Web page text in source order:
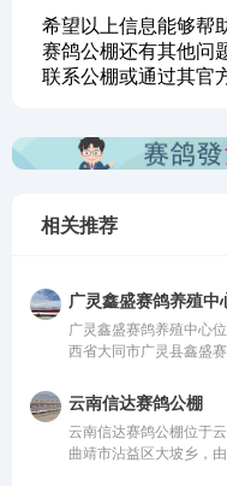
希望以上信息能够帮
赛鸽公棚还有其他问
联系公棚或通过其官
相关推荐
广灵鑫盛赛鸽养殖中
广灵鑫盛赛鸽养殖中心
西省大同市广灵县鑫盛赛
管。该公棚以国际、国内
进、科学合理的设计方案
建设，采用一体化钢架
公棚长200米，宽28米
云南信达赛鸽公棚
云南信达赛鸽公棚位于
曲靖市沾益区大坡乡，由